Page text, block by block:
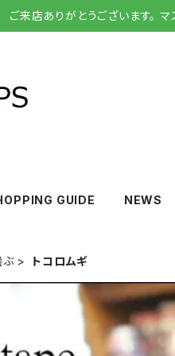
ご来店ありがとうございます。
GUIDE NEWS
ぶ トコロムギ